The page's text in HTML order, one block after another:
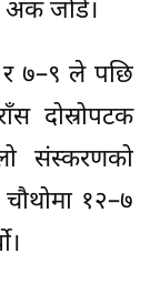
अंक जोडे।
र ७–९ ले पछि
दोस्रोपटक
संस्करणको
१२–७